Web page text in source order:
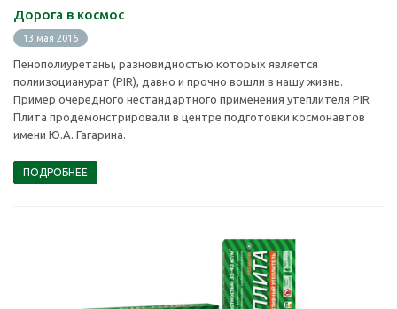
Дорога в космос
13 мая 2016
Пенополиуретаны, разновидностью которых является
полиизоцианурат (PIR), давно и прочно вошли в нашу жизнь.
Пример очередного нестандартного применения утеплителя PIR
Плита продемонстрировали в центре подготовки космонавтов
имени Ю.А. Гагарина.
ПОДРОБНЕЕ